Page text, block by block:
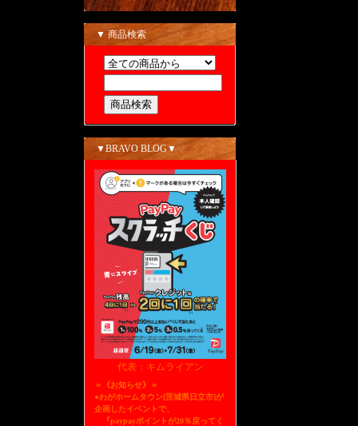
▼ 商品検索
▼BRAVO BLOG▼
代表：キムライアン
＝《お知らせ》＝
●わがホームタウン[茨城県日立市]が
企画したイベントで、
『paypayポイントが20％戻ってく